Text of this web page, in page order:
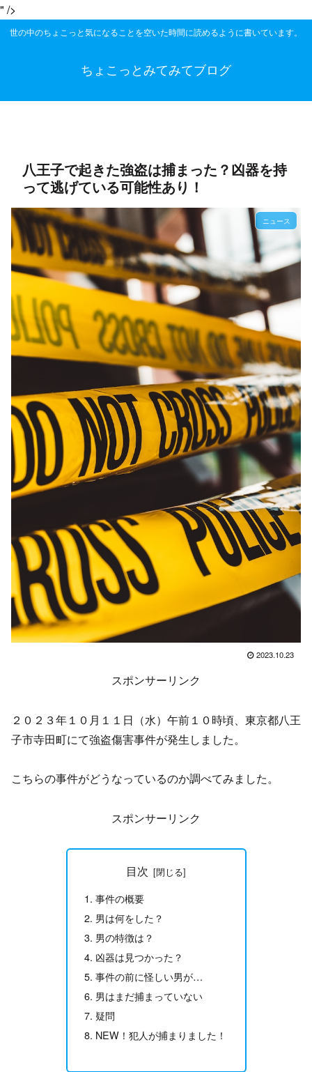
" />
世の中のちょこっと気になることを空いた時間に読めるように書いています。
ちょこっとみてみてブログ
八王子で起きた強盗は捕まった？凶器を持
って逃げている可能性あり！
ニュース
2023.10.23
スポンサーリンク
２０２３年１０月１１日（水）午前１０時頃、東京都八王
子市寺田町にて強盗傷害事件が発生しました。
こちらの事件がどうなっているのか調べてみました。
スポンサーリンク
目次
事件の概要
男は何をした？
男の特徴は？
凶器は見つかった？
事件の前に怪しい男が…
男はまだ捕まっていない
疑問
NEW！犯人が捕まりました！